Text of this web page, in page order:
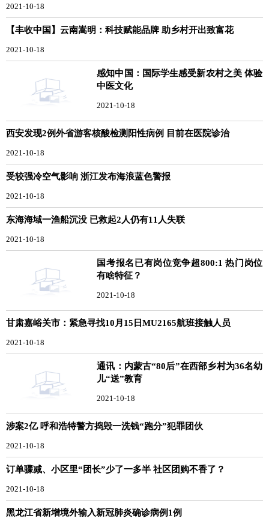
2021-10-18
【丰收中国】云南嵩明：科技赋能品牌 助乡村开出致富花
2021-10-18
感知中国：国际学生感受新农村之美 体验
中医文化
2021-10-18
西安发现2例外省游客核酸检测阳性病例 目前在医院诊治
2021-10-18
受较强冷空气影响 浙江发布海浪蓝色警报
2021-10-18
东海海域一渔船沉没 已救起2人仍有11人失联
2021-10-18
国考报名已有岗位竞争超800:1 热门岗位
有啥特征？
2021-10-18
甘肃嘉峪关市：紧急寻找10月15日MU2165航班接触人员
2021-10-18
通讯：内蒙古“80后”在西部乡村为36名幼
儿“送”教育
2021-10-18
涉案2亿 呼和浩特警方捣毁一洗钱“跑分”犯罪团伙
2021-10-18
订单骤减、小区里“团长”少了一多半 社区团购不香了？
2021-10-18
黑龙江省新增境外输入新冠肺炎确诊病例1例